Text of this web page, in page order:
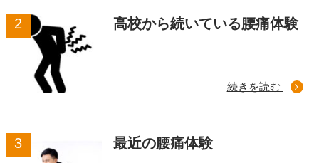
高校から続いている腰痛体験
続きを読む
最近の腰痛体験